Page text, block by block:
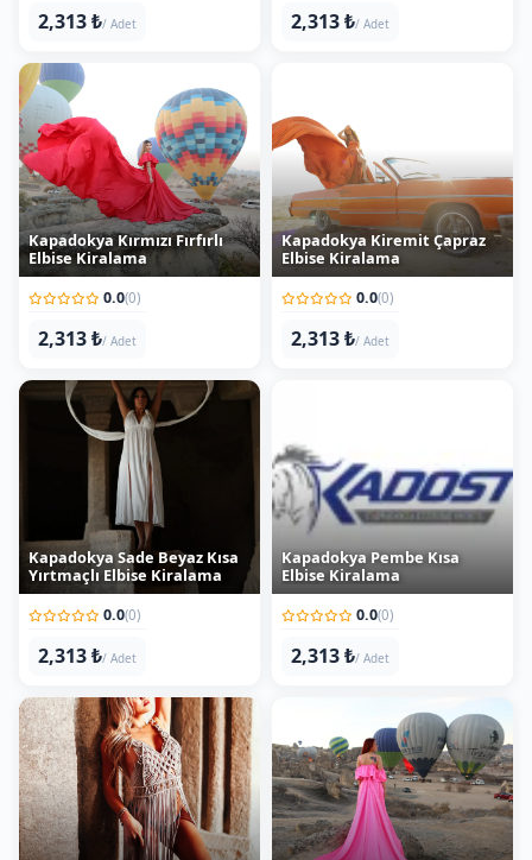
Kapadokya Kırmızı Fırfırlı
Elbise Kiralama
0.0(0)
2,313 ₺ / Adet
Kapadokya Kiremit Çapraz
Elbise Kiralama
0.0(0)
2,313 ₺ / Adet
Kapadokya Sade Beyaz Kısa
Yırtmaçlı Elbise Kiralama
0.0(0)
2,313 ₺ / Adet
Kapadokya Pembe Kısa
Elbise Kiralama
0.0(0)
2,313 ₺ / Adet
Kapadokya Makrome
Normal Elbise Kiralama
Kapadokya Pembe Fırfırlı
Elbise Kiralama